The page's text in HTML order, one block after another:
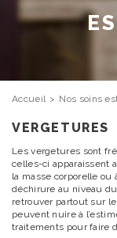
Accueil Nos soins
VERGETURES
Les vergetures sont
celles-ci apparaissent
la masse corporelle ou
déchirure au niveau
retrouver partout sur
peuvent nuire à
traitements pour faire